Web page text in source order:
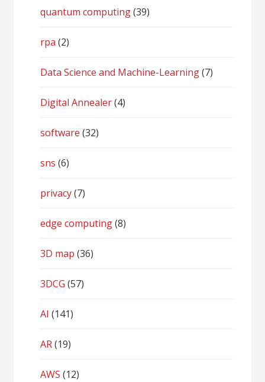
quantum computing(39)
rpa (2)
Data Science and Machine-Learning(7)
Digital Annealer(4)
software (32)
sns (6)
privacy(7)
edge computing(8)
3D map (36)
3DCG (57)
AI (141)
AR(19)
AWS (12)